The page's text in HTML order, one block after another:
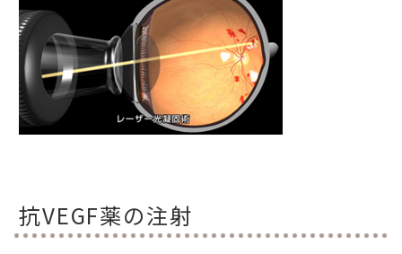
抗VEGF薬の注射